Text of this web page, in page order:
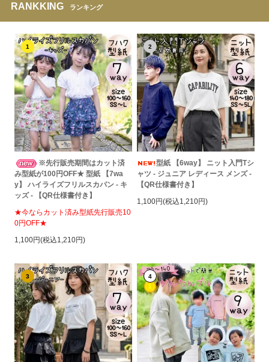
RANKKING ランキング
1
※先行販売期間はカット済
み型紙が100円OFF★ 型紙 【7wa
y】 ハイライズフリルスカパン - キ
ッズ - 【QR仕様書付き】
★今ならカット済み型紙先行販売10
0円OFF★
1,100円(税込1,210円)
2
型紙 【6way】 ニット入門Tシ
ャツ - ジュニア レディース メンズ -
【QR仕様書付き】
1,100円(税込1,210円)
3 4